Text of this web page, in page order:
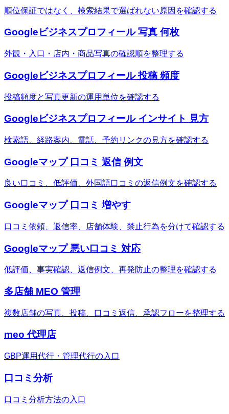
順位保証ではなく、検索結果で選ばれない原因を確認する
Googleビジネスプロフィール 写真 何枚
外観・入口・店内・商品写真の確認順を整理する
Googleビジネスプロフィール 投稿 頻度
投稿頻度と写真更新の運用単位を確認する
Googleビジネスプロフィール インサイト 見方
検索語、経路案内、電話、予約リンクの見方を確認する
Googleマップ 口コミ 返信 例文
良い口コミ、低評価、外国語口コミの返信例文を確認する
Googleマップ 口コミ 増やす
口コミ依頼、返信率、店舗体験、禁止行為を分けて確認する
Googleマップ 悪い口コミ 対応
低評価、事実確認、返信例文、再発防止の整理を確認する
多店舗 MEO 管理
複数店舗の写真、投稿、口コミ返信、承認フローを整理する
meo 代理店
GBP運用代行・管理代行の入口
口コミ分析
口コミ分析方法の入口